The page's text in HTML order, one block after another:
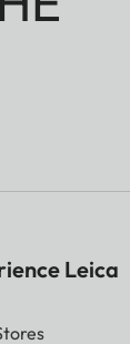
Leica